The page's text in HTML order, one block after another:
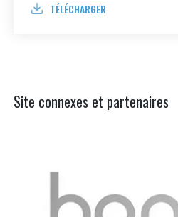
TÉLÉCHARGER
Site connexes et partenaires